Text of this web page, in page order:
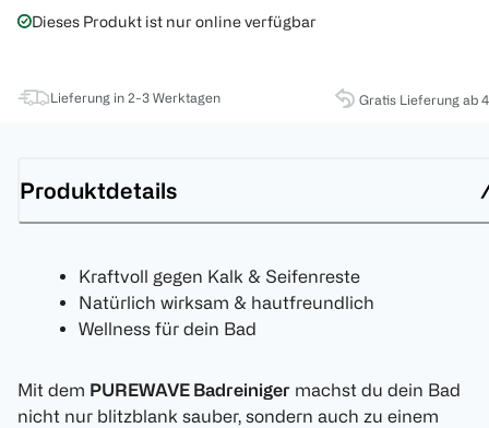
Dieses Produkt ist nur online verfügbar
Lieferung in 2-3 Werktagen Gratis Lieferung ab
Produktdetails
Kraftvoll gegen Kalk & Seifenreste
Natürlich wirksam & hautfreundlich
Wellness für dein Bad
Mit dem PUREWAVE Badreiniger machst du dein Bad
nicht nur blitzblank sauber, sondern auch zu einem